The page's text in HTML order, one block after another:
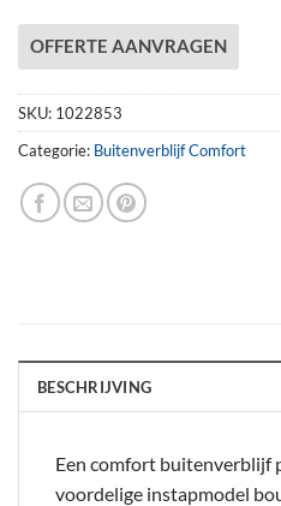
OFFERTE AANVRAGEN
SKU: 1022853
Categorie: Buitenverblijf Comfort
BESCHRIJVING
Een comfort buitenverblijf
voordelige instapmodel